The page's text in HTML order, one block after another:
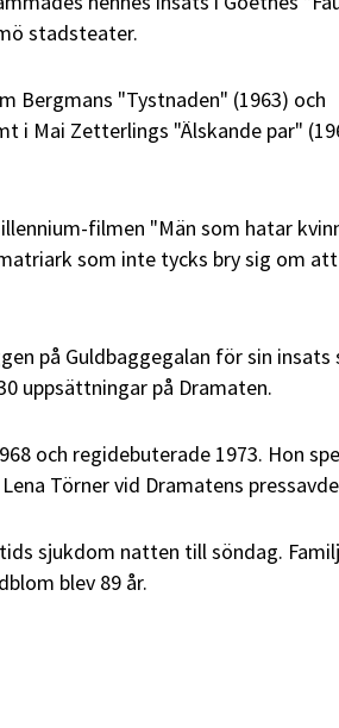
stadsteater.
Bergmans "Tystnaden" (1963) och
i Mai Zetterlings "Älskande par"
filmen "Män som hatar
som inte tycks bry sig om att
på Guldbaggegalan för sin insats
uppsättningar på Dramaten.
och regidebuterade 1973. Hon
Törner vid Dramatens
sjukdom natten till söndag.
blev 89 år.